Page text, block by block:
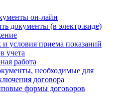
он-лайн
документы (в электр.виде)
и условия приема показаний
учета
работа
необходимые для
договора
формы договоров